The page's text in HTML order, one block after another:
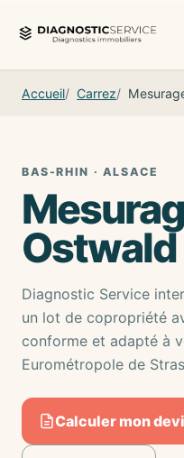
Accueil Carrez
BAS-RHIN · ALSACE
Ostwald
Diagnostic Service
un lot de copropriété
conforme et adapté à
Eurométropole de
Calculer mon